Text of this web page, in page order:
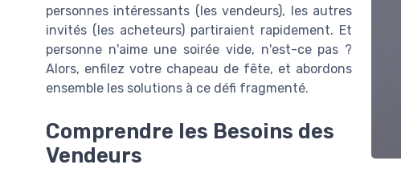
personnes intéressants (les vendeurs), les autres
invités (les acheteurs) partiraient rapidement. Et
personne n'aime une soirée vide, n'est-ce pas ?
Alors, enfilez votre chapeau de fête, et abordons
ensemble les solutions à ce défi fragmenté.
Comprendre les Besoins des
Vendeurs